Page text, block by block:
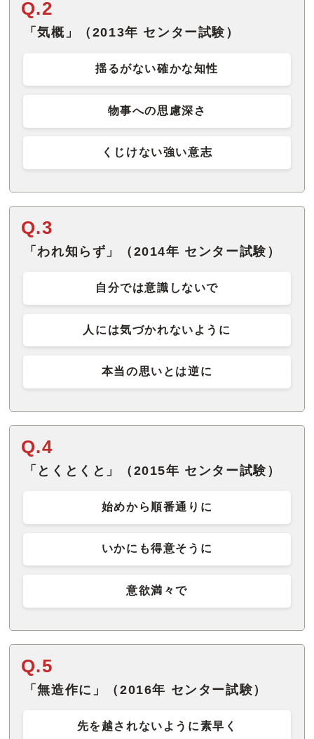
Q.2
「気概」（2013年 センター試験）
揺るがない確かな知性
物事への思慮深さ
くじけない強い意志
Q.3
「われ知らず」（2014年 センター試験）
自分では意識しないで
人には気づかれないように
本当の思いとは逆に
Q.4
「とくとくと」（2015年 センター試験）
始めから順番通りに
いかにも得意そうに
意欲満々で
Q.5
「無造作に」（2016年 センター試験）
先を越されないように素早く